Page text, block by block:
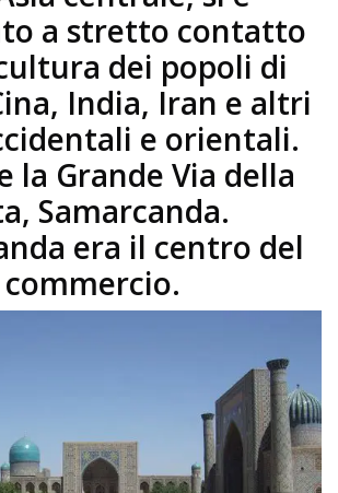
a stretto contatto
dei popoli di
India, Iran e altri
e orientali.
la Grande Via della
Samarcanda.
era il centro del
commercio.